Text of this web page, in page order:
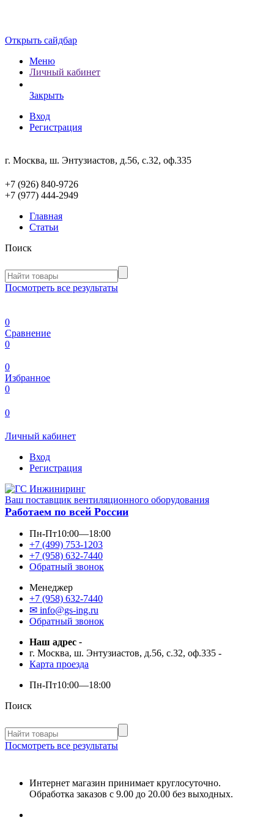
Открыть сайдбар
Меню
Личный кабинет
Закрыть
Вход
Регистрация
г. Москва, ш. Энтузиастов, д.56, с.32, оф.335
+7 (926) 840-9726
+7 (977) 444-2949
Главная
Статьи
Поиск
Посмотреть все результаты
0
Сравнение
0
0
Избранное
0
0
Личный кабинет
Вход
Регистрация
Ваш поставщик вентиляционного оборудования
Работаем по всей России
Пн-Пт10:00—18:00
+7 (499) 753-1203
+7 (958) 632-7440
Обратный звонок
Менеджер
+7 (958) 632-7440
✉ info@gs-ing.ru
Обратный звонок
Наш адрес -
г. Москва, ш. Энтузиастов, д.56, с.32, оф.335 -
Карта проезда
Пн-Пт10:00—18:00
Поиск
Посмотреть все результаты
Интернет магазин принимает круглосуточно.
Обработка заказов с 9.00 до 20.00 без выходных.